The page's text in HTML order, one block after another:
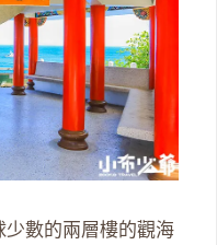
數的兩層樓的觀海